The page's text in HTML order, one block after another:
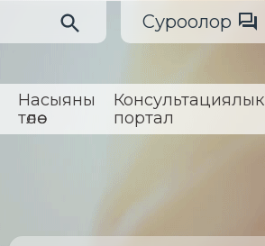
Суроолор
Насыяны
төлөө
Консультациялык
портал